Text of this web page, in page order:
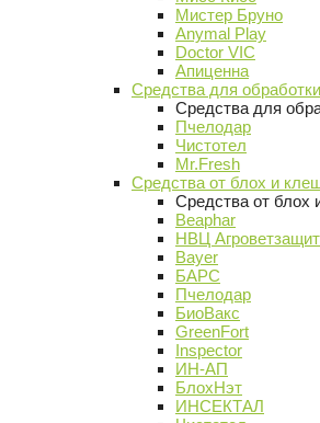
Мистер Бруно
Anymal Play
Doctor VIC
Апиценна
Средства для
Средства для
Пчелодар
Чистотел
Mr.Fresh
Средства от блох и
Средства от блох
Beaphar
НВЦ
Bayer
БАРС
Пчелодар
БиоВакс
GreenFort
Inspector
ИН-АП
БлохНэт
ИНСЕКТАЛ